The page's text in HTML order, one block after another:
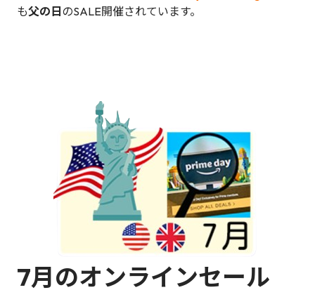
も父の日 のSALE開催されています。
7月のオンラインセール